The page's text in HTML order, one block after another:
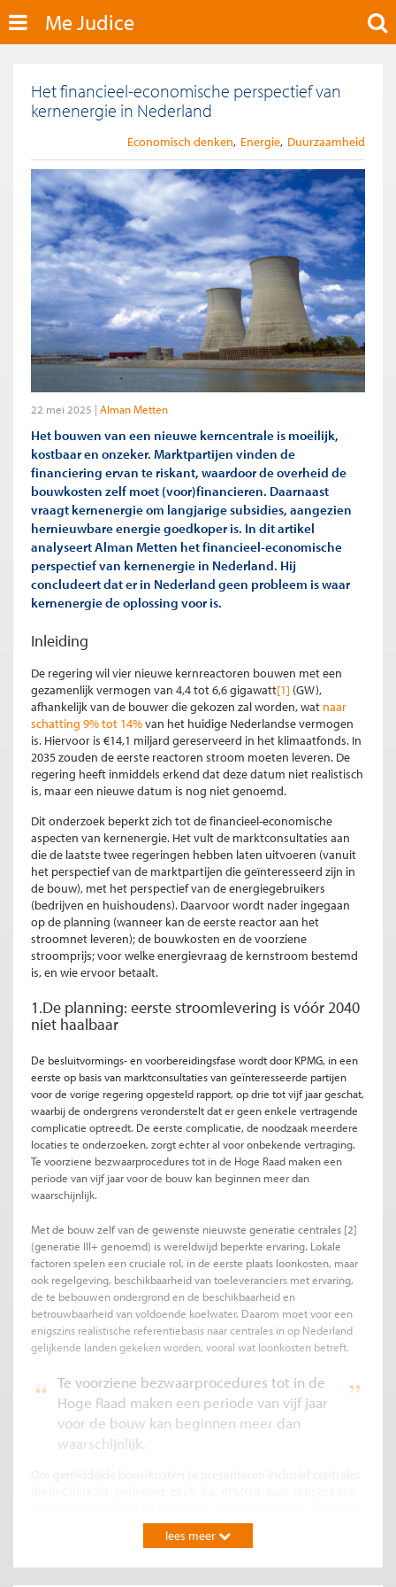
Me Judice
Het financieel-economische perspectief van
kernenergie in Nederland
Economisch denken Energie Duurzaamheid
22 mei 2025 Alman Metten
Het bouwen van een nieuwe kerncentrale is moeilijk,
kostbaar en onzeker. Marktpartijen vinden de
financiering ervan te riskant, waardoor de overheid de
bouwkosten zelf moet (voor)financieren. Daarnaast
vraagt kernenergie om langjarige subsidies, aangezien
hernieuwbare energie goedkoper is. In dit artikel
analyseert Alman Metten het financieel-economische
perspectief van kernenergie in Nederland. Hij
concludeert dat er in Nederland geen probleem is waar
kernenergie de oplossing voor is.
Inleiding
De regering wil vier nieuwe kernreactoren bouwen met een
gezamenlijk vermogen van 4,4 tot 6,6 gigawatt[1] (GW),
afhankelijk van de bouwer die gekozen zal worden, wat naar
schatting 9% tot 14%van het huidige Nederlandse vermogen
is. Hiervoor is €14,1 miljard gereserveerd in het klimaatfonds. In
2035 zouden de eerste reactoren stroom moeten leveren. De
regering heeft inmiddels erkend dat deze datum niet realistisch
is, maar een nieuwe datum is nog niet genoemd.
Dit onderzoek beperkt zich tot de financieel-economische
aspecten van kernenergie. Het vult de marktconsultaties aan
die de laatste twee regeringen hebben laten uitvoeren (vanuit
het perspectief van de marktpartijen die geïnteresseerd zijn in
de bouw), met het perspectief van de energiegebruikers
(bedrijven en huishoudens). Daarvoor wordt nader ingegaan
op de planning (wanneer kan de eerste reactor aan het
stroomnet leveren); de bouwkosten en de voorziene
stroomprijs; voor welke energievraag de kernstroom bestemd
is, en wie ervoor betaalt.
1.De planning: eerste stroomlevering is vóór 2040
niet haalbaar
De besluitvormings- en voorbereidingsfase wordt door KPMG, in een
eerste op basis van marktconsultaties van geïnteresseerde partijen
voor de vorige regering opgesteld rapport, op drie tot vijf jaar geschat,
waarbij de ondergrens veronderstelt dat er geen enkele vertragende
complicatie optreedt. De eerste complicatie, de noodzaak meerdere
locaties te onderzoeken, zorgt echter al voor onbekende vertraging.
Te voorziene bezwaarprocedures tot in de Hoge Raad maken een
periode van vijf jaar voor de bouw kan beginnen meer dan
waarschijnlijk.
Met de bouw zelf van de gewenste nieuwste generatie centrales [2]
(generatie III+ genoemd) is wereldwijd beperkte ervaring. Lokale
factoren spelen een cruciale rol, in de eerste plaats loonkosten, maar
ook regelgeving, beschikbaarheid van toeleveranciers met ervaring,
de te bebouwen ondergrond en de beschikbaarheid en
betrouwbaarheid van voldoende koelwater. Daarom moet voor een
enigszins realistische referentiebasis naar centrales in op Nederland
gelijkende landen gekeken worden, vooral wat loonkosten betreft.
Te voorziene bezwaarprocedures tot in de
Hoge Raad maken een periode van vijf jaar
voor de bouw kan beginnen meer dan
waarschijnlijk.
dit onderzoek daarom beperkt tot centrales die in West-Europa
zijn gebouwd of daar al geruime tijd in aanbouw zijn. Het gaat
lees meer